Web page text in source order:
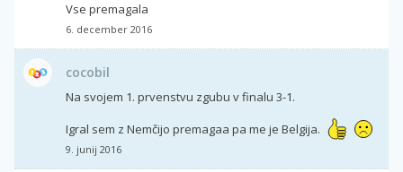
Vse premagala
6. december 2016
cocobil
Na svojem 1. prvenstvu zgubu v finalu 3-1.
Igral sem z Nemčijo premagaa pa me je Belgija.
9. junij 2016